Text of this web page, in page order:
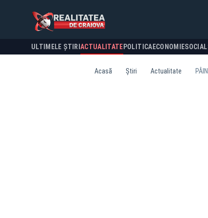
ULTIMELE ȘTIRI ACTUALITATE POLITICA ECONOMIESOCIAL
Acasă Știri Actualitate